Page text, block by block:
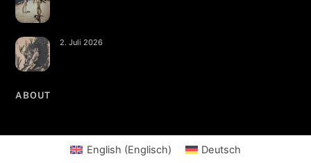
2. Juli 2026
ABOUT
English (Englisch) Deutsch